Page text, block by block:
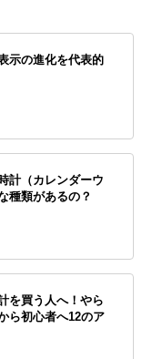
示の進化を代表的
計（カレンダーウ
種類があるの？
を買う人へ！やら
ら初心者へ12のア